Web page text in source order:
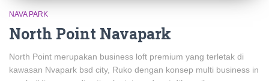
NAVA PARK
North Point Navapark
North Point merupakan business loft premium yang terletak di
kawasan Nvapark bsd city, Ruko dengan konsep multi business in